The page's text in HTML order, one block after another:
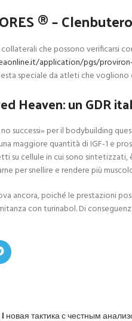
® –
che possono verificarsi
application/pgs/
speciale da atleti che
Heaven: un GDR
successi» per il bodybuilding
maggiore quantità di IGF-1 e
su cellule in cui sono
per snellire e rendere più
ancora, poiché le prestazioni
con turinabol. Di
тактика с честным